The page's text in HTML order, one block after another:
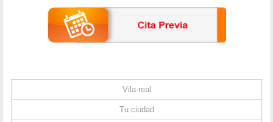
Vila-real
Tu ciudad